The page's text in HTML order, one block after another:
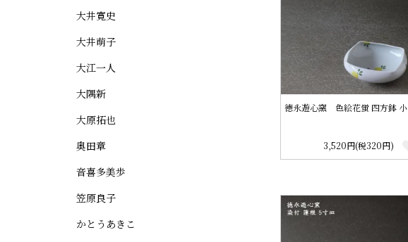
徳永遊心窯 色絵花蛍 四方鉢 小
3,520円(税320円)
大井寛史
大井萌子
大江一人
大隅新
大原拓也
奥田章
音喜多美歩
笠原良子
かとうあきこ